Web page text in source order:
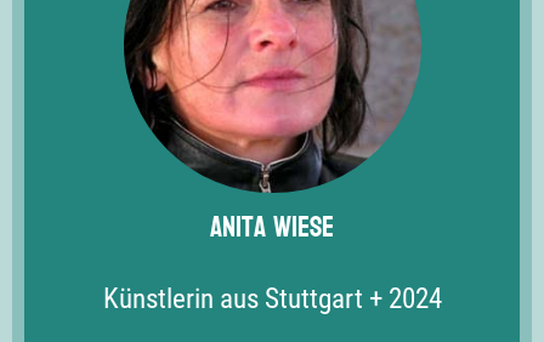
Anita Wiese
Künstlerin aus Stuttgart + 2024